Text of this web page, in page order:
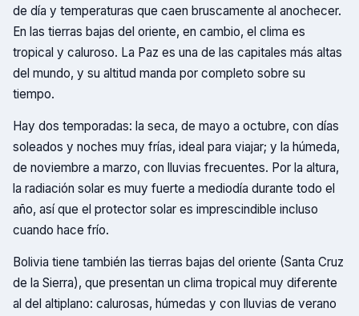
de día y temperaturas que caen bruscamente al anochecer.
En las tierras bajas del oriente, en cambio, el clima es
tropical y caluroso. La Paz es una de las capitales más altas
del mundo, y su altitud manda por completo sobre su
tiempo.
Hay dos temporadas: la seca, de mayo a octubre, con días
soleados y noches muy frías, ideal para viajar; y la húmeda,
de noviembre a marzo, con lluvias frecuentes. Por la altura,
la radiación solar es muy fuerte a mediodía durante todo el
año, así que el protector solar es imprescindible incluso
cuando hace frío.
Bolivia tiene también las tierras bajas del oriente (Santa Cruz
de la Sierra), que presentan un clima tropical muy diferente
al del altiplano: calurosas, húmedas y con lluvias de verano